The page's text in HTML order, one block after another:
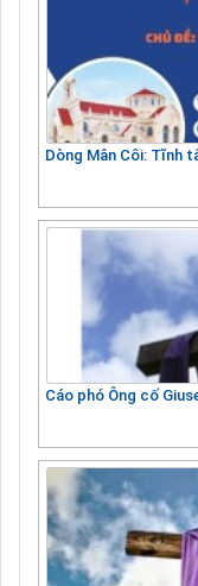
Dòng Mân Côi: Tĩnh
Cáo phó Ông cố